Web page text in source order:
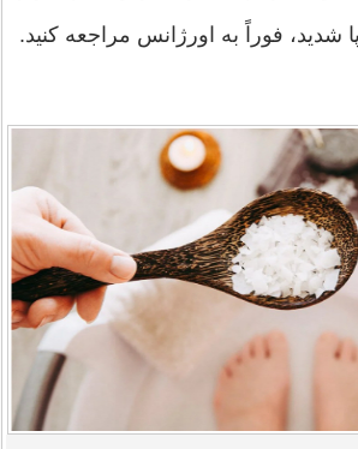
شدید، فوراً به اورژانس مراجعه کنید.